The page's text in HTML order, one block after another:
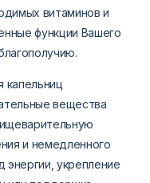
витаминов и
функции Вашего
капельниц
вещества
и немедленного
энергии, укрепление